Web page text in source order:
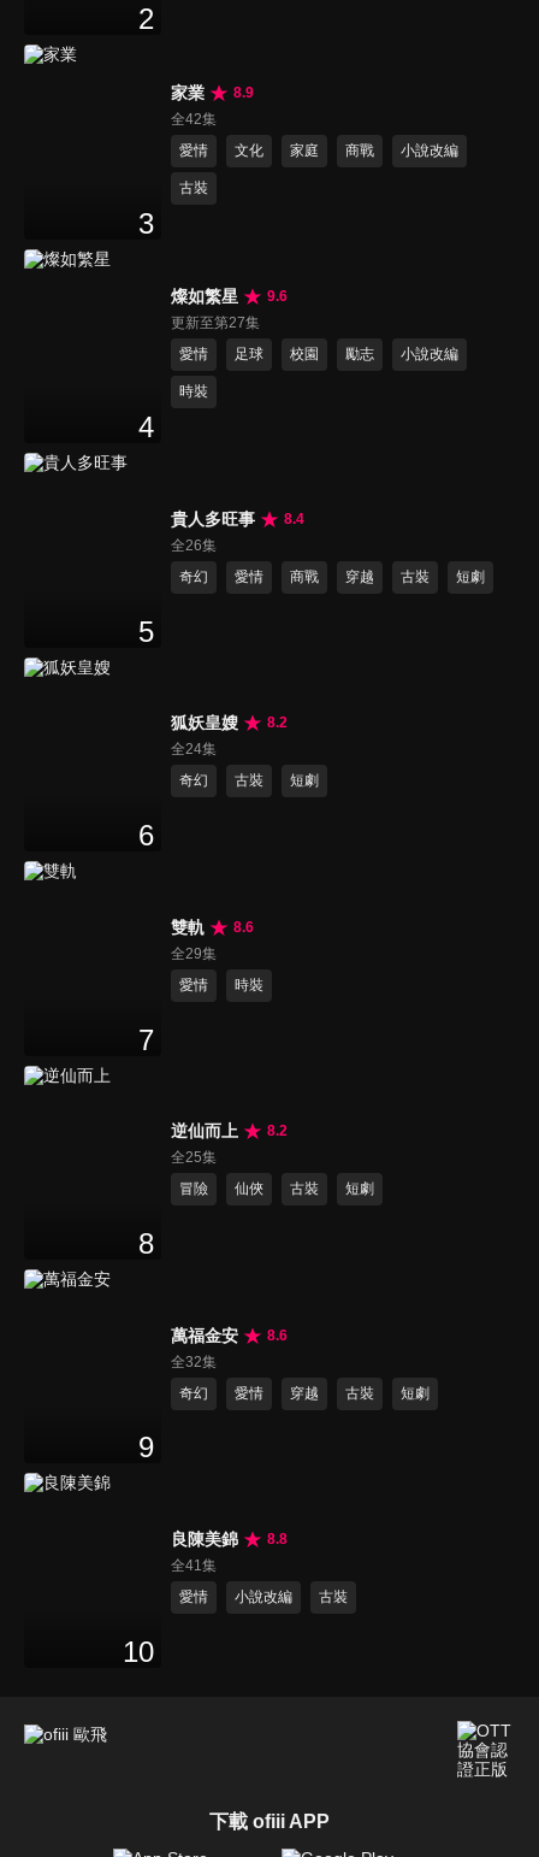
2
3
家業
8.9
全42集
愛情
文化 家庭 商戰 小說改編
古裝
4
燦如繁星
9.6
更新至第27集
愛情
足球 校園 勵志 小說改編
時裝
5
貴人多旺事
8.4
全26集
奇幻
愛情 商戰 穿越 古裝 短劇
6
狐妖皇嫂
8.2
全24集
奇幻
古裝 短劇
7
雙軌
8.6
全29集
愛情
時裝
8
逆仙而上
8.2
全25集
冒險
仙俠 古裝 短劇
9
萬福金安
8.6
全32集
奇幻
愛情 穿越 古裝 短劇
10
良陳美錦
8.8
全41集
愛情
小說改編 古裝
下載 ofiii APP